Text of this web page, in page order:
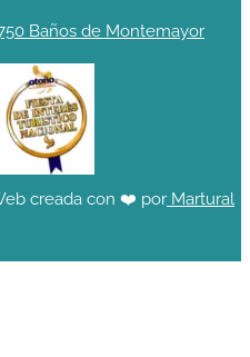
Baños de Montemayor
creada con ❤️ por Martural